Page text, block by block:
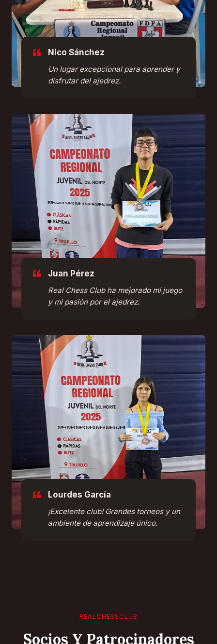
Nico Sánchez
Un lugar excepcional para aprender y
disfrutar del ajedrez.
Juan Pérez
Real Chess Club ha mejorado mi juego
y mi pasión por el ajedrez.
Lourdes García
¡Excelente club! Grandes torneos y un
ambiente de aprendizaje único.
REALCHESSCLUB
Socios Y Patrocinadores